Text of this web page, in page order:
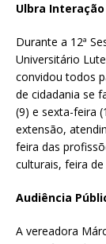
Ulbra Interação
Durante a 12ª
Universitário
convidou todos
de cidadania se
(9) e sexta-feira
extensão,
feira das
culturais, feira
Audiência
A vereadora